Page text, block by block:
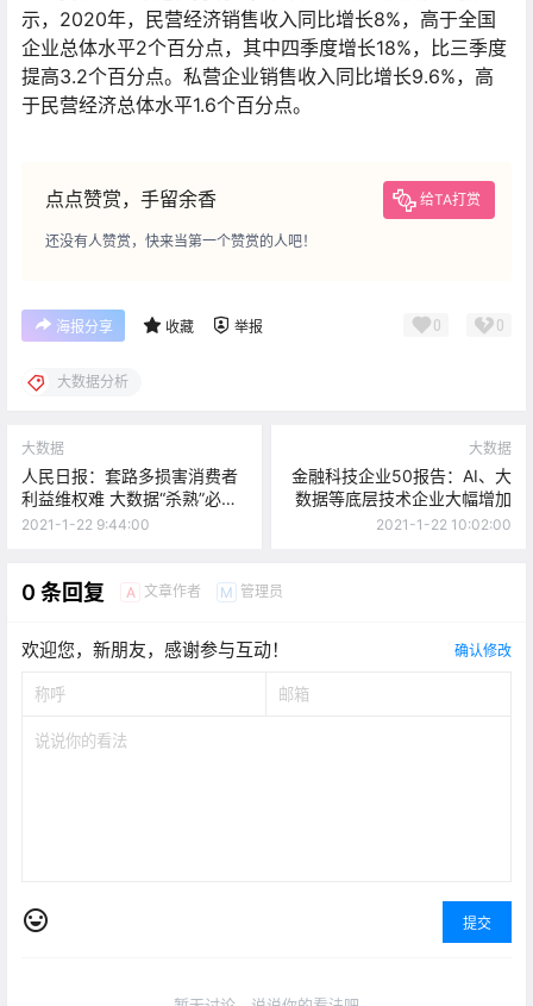
示，2020年，民营经济销售收入同比增长8%，高于全国
企业总体水平2个百分点，其中四季度增长18%，比三季度
提高3.2个百分点。私营企业销售收入同比增长9.6%，高
于民营经济总体水平1.6个百分点。
点点赞赏，手留余香 给TA打赏
还没有人赞赏，快来当第一个赞赏的人吧！
海报分享 收藏 举报 0 0
大数据分析
大数据
人民日报：套路多损害消费者
利益维权难 大数据“杀熟”必须
重罚
2021-1-22 9:44:00
大数据
金融科技企业50报告：AI、大
数据等底层技术企业大幅增加
2021-1-22 10:02:00
0 条回复 A 文章作者 M 管理员
欢迎您，新朋友，感谢参与互动！ 确认修改
提交